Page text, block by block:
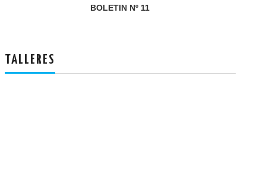
BOLETIN Nº 11
TALLERES